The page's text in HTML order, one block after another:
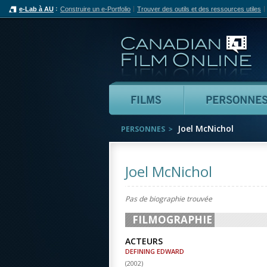
e-Lab à AU Construire un e-Portfolio Trouver des outils et des ressources utiles
Films
PERSONNES Joel McNichol
Joel McNichol
Pas de biographie trouvée
FILMOGRAPHIE
ACTEURS
DEFINING EDWARD
(2002)